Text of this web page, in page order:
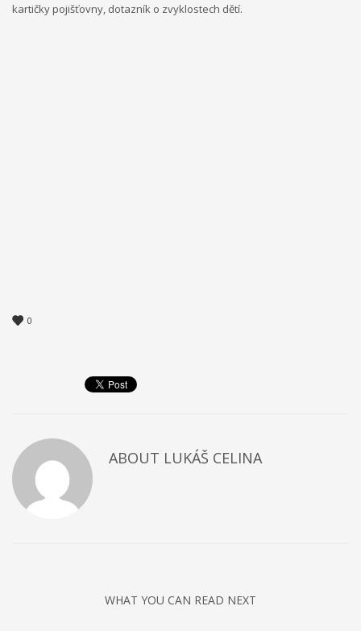
kartičky pojišťovny, dotazník o zvyklostech dětí.
0
ABOUT LUKÁŠ CELINA
WHAT YOU CAN READ NEXT